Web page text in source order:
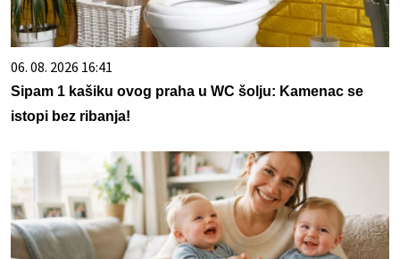
06. 08. 2026 16:41
Sipam 1 kašiku ovog praha u WC šolju: Kamenac se
istopi bez ribanja!